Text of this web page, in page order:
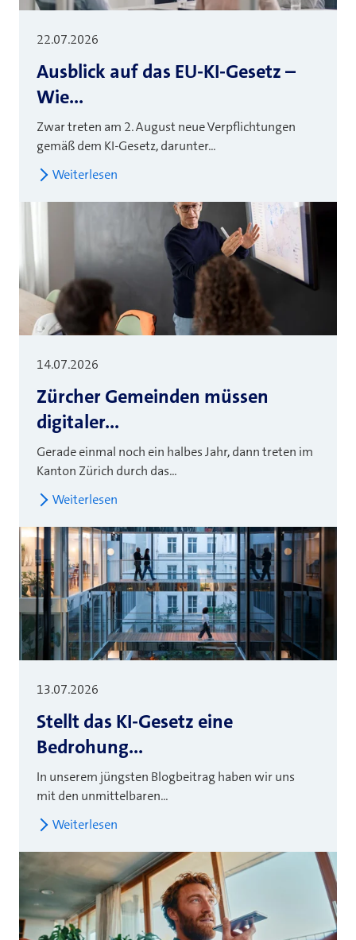
22.07.2026
Ausblick auf das EU-KI-Gesetz –
Wie...
Zwar treten am 2. August neue Verpflichtungen
gemäß dem KI-Gesetz, darunter...
Weiterlesen
14.07.2026
Zürcher Gemeinden müssen
digitaler...
Gerade einmal noch ein halbes Jahr, dann treten im
Kanton Zürich durch das...
Weiterlesen
13.07.2026
Stellt das KI-Gesetz eine
Bedrohung...
In unserem jüngsten Blogbeitrag haben wir uns
mit den unmittelbaren...
Weiterlesen